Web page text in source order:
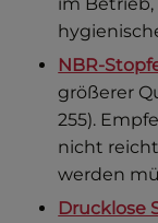
NBR-
größerer
255).
nicht
werden
Drucklose